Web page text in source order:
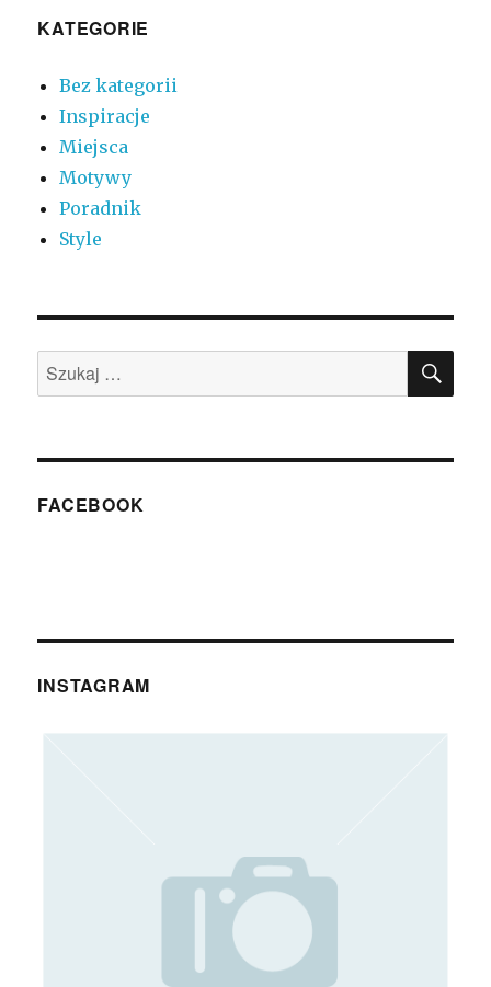
KATEGORIE
Bez kategorii
Inspiracje
Miejsca
Motywy
Poradnik
Style
Szukaj:
FACEBOOK
INSTAGRAM